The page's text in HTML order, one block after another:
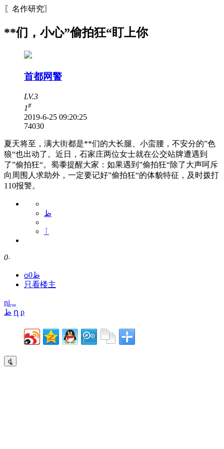
〖名作研究〗
**们，小心”偷拍狂“盯上你
首都网警
LV.3
1#
2019-6-25 09:20:25
74030
夏天将至，满大街都是**们的大长腿、小蛮腰，不安分的”色
狼“也出动了。近日，石家庄两位女士就在公交站牌遭遇到
了”偷拍狂“。蜀黍提醒大家：如果遇到”偷拍狂“除了大声呵斥
向周围人求助外，一定要记好”偷拍狂“的体貌特征，及时拨打
110报警。
ظ
ٱ
0˴
ѻظ0
只看楼主
ɳܼį...
ظ ղ ϼ
ȡ